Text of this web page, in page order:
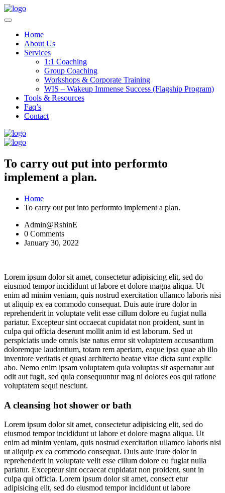
Home
About Us
Services
1:1 Coaching
Group Coaching
Workshops & Corporate Training
WIS – Wakeup Immense Success (Flagship Program)
Tools & Resources
Faq’s
Contact
To carry out put into performto
implement a plan.
Home
To carry out put into performto implement a plan.
Admin@RshinE
0 Comments
January 30, 2022
Lorem ipsum dolor sit amet, consectetur adipisicing elit, sed do
eiusmod tempor incididunt ut labore et dolore magna aliqua. Ut
enim ad minim veniam, quis nostrud exercitation ullamco laboris nisi
ut aliquip ex ea commodo consequat. Duis aute irure dolor in
reprehenderit in voluptate velit esse cillum dolore eu fugiat nulla
pariatur. Excepteur sint occaecat cupidatat non proident, sunt in
culpa qui officia deserunt mollit anim id est laborum. Sed ut
perspiciatis unde omnis iste natus error sit voluptatem accusantium
doloremque laudantium, totam rem aperiam, eaque ipsa quae ab illo
inventore veritatis et quasi architecto beatae vitae dicta sunt explic
abo. Nemo enim ipsam voluptatem quia voluptas sit aspernatur aut
odit aut fugit, sed quia consequuntur mag ni dolores eos qui ratione
voluptatem sequi nesciunt.
A cleansing hot shower or bath
Lorem ipsum dolor sit amet, consectetur adipisicing elit, sed do
eiusmod tempor incididunt ut labore et dolore magna aliqua. Ut
enim ad minim veniam, quis nostrud exercitation ullamco laboris nisi
ut aliquip ex ea commodo consequat. Duis aute irure dolor in
reprehenderit in voluptate velit esse cillum dolore eu fugiat nulla
pariatur. Excepteur sint occaecat cupidatat non proident, sunt in
culpa qui officia. Lorem ipsum dolor sit amet, consect etur
adipisicing elit, sed do eiusmod tempor incididunt ut labore